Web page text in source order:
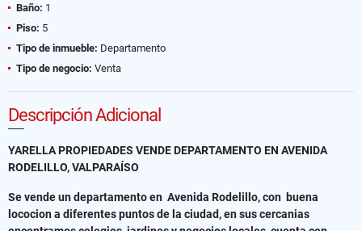
Baño: 1
Piso: 5
Tipo de inmueble: Departamento
Tipo de negocio: Venta
Descripción Adicional
YARELLA PROPIEDADES VENDE DEPARTAMENTO EN AVENIDA
RODELILLO, VALPARAÍSO
Se vende un departamento en Avenida Rodelillo, con buena
lococion a diferentes puntos de la ciudad, en sus cercanias